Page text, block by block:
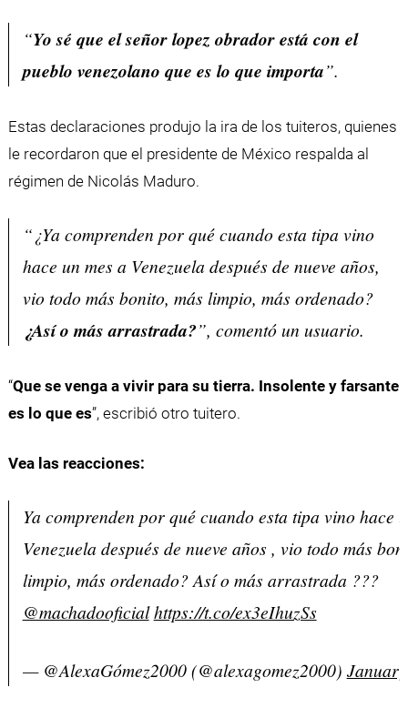
“Yo sé que el señor lopez obrador está con el
pueblo venezolano que es lo que importa”.
Estas declaraciones produjo la ira de los tuiteros, quienes
le recordaron que el presidente de México respalda al
régimen de Nicolás Maduro.
“¿Ya comprenden por qué cuando esta tipa vino
hace un mes a Venezuela después de nueve años,
vio todo más bonito, más limpio, más ordenado?
¿Así o más arrastrada?”, comentó un usuario.
“Que se venga a vivir para su tierra. Insolente y farsante
es lo que es”, escribió otro tuitero.
Vea las reacciones:
Ya comprenden por qué cuando esta tipa vino hace
Venezuela después de nueve años , vio todo más
limpio, más ordenado? Así o más arrastrada ???
@machadooficial https://t.co/ex3eIhuzSs
— @AlexaGómez2000 (@alexagomez2000)